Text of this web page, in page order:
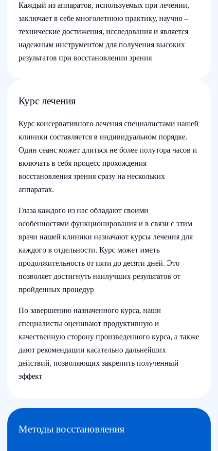
Каждый из аппаратов, используемых при лечении,
заключает в себе многолетнюю практику, научно –
технические достижения, исследования и является
надежным инструментом для получения высоких
результатов при восстановлении зрения
Курс лечения
Курс консервативного лечения специалистами нашей
клиники составляется в индивидуальном порядке.
Один сеанс может длиться не более полутора часов и
включать в себя процесс прохождения
восстановления зрения сразу на нескольких
аппаратах.
Глаза каждого из нас обладают своими
особенностями функционирования и в связи с этим
врачи нашей клиники назначают курсы лечения для
каждого в отдельности. Курс может иметь
продолжительность от пяти до десяти дней. Это
позволяет достигнуть наилучших результатов от
пройденных процедур
По завершению назначенного курса, наши
специалисты оценивают продуктивную и
качественную сторону произведенного курса, а также
дают рекомендации касательно дальнейших
действий, позволяющих закрепить полученный
эффект
Методы восстановления